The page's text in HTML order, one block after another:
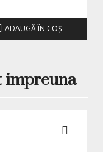
ADAUGĂ ÎN COŞ
impreuna